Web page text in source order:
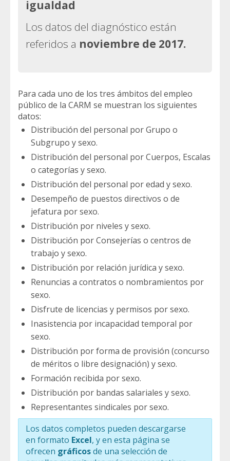
igualdad
Los datos del diagnóstico están
referidos a noviembre de 2017.
Para cada uno de los tres ámbitos del empleo
público de la CARM se muestran los siguientes
datos:
Distribución del personal por Grupo o
Subgrupo y sexo.
Distribución del personal por Cuerpos, Escalas
o categorías y sexo.
Distribución del personal por edad y sexo.
Desempeño de puestos directivos o de
jefatura por sexo.
Distribución por niveles y sexo.
Distribución por Consejerías o centros de
trabajo y sexo.
Distribución por relación jurídica y sexo.
Renuncias a contratos o nombramientos por
sexo.
Disfrute de licencias y permisos por sexo.
Inasistencia por incapacidad temporal por
sexo.
Distribución por forma de provisión (concurso
de méritos o libre designación) y sexo.
Formación recibida por sexo.
Distribución por bandas salariales y sexo.
Representantes sindicales por sexo.
Los datos completos pueden descargarse
en formato Excel, y en esta página se
ofrecen gráficosde una selección de